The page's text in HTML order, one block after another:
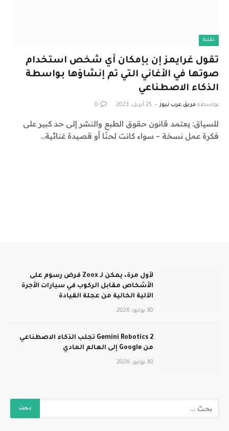
تقنية
تقول غرايمز إن بإمكان أي شخص استخدام
صوتها في الأغاني التي تم إنشاؤها بواسطة
الذكاء الاصطناعي
بواسطة فريق عرب نيوز 25 أبريل، 2023 0
للسياق: يعتمد قانون حقوق الطبع والنشر إلى حد كبير على
فكرة عمل نسخة – سواء كانت لحنًا أو قصيدة غنائية…
لأول مرة، يمكن لـ Zoox فرض رسوم على
الأشخاص مقابل الركوب في سيارات الأجرة
الآلية الخالية من عجلة القيادة
30 يوليو، 2026
Gemini Robotics 2 تجلب الذكاء الاصطناعي
من Google إلى العالم المادي
30 يوليو، 2026